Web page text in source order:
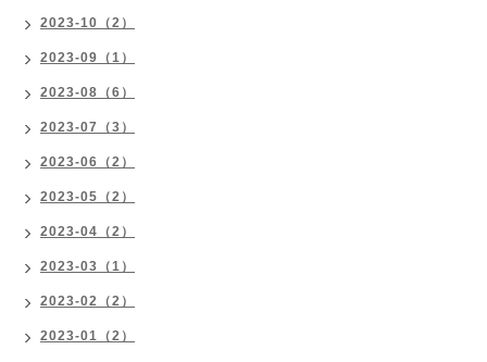
2023-10（2）
2023-09（1）
2023-08（6）
2023-07（3）
2023-06（2）
2023-05（2）
2023-04（2）
2023-03（1）
2023-02（2）
2023-01（2）